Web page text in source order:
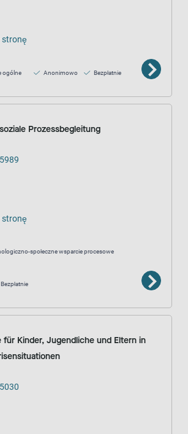
stronę
ogólne Anonimowo Bezpłatnie
Prozessbegleitung
stronę
społeczne wsparcie procesowe
Bezpłatnie
für Kinder, Jugendliche und Eltern in